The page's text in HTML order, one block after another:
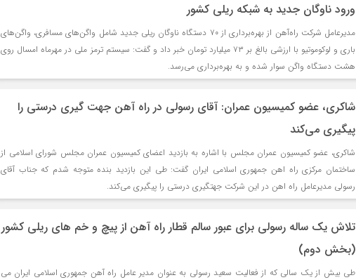
ورود ناوگان جدید به شبکه ریلی کشور
مدیرعامل شرکت راه‌آهن از بهره‌برداری از ۷۰ دستگاه ناوگان ریلی جدید شامل واگن‌های مسافری، واگن‌های
باری و لوکوموتیو با ارزشی بالغ بر ۷۳ میلیارد تومان خبر داد و گفت: سیستم ترمز ملی در مهرماه امسال روی
هشت دستگاه واگن سوار شده و به بهره‌برداری می‌رسد.
شاکری، عضو کمیسیون عمران: آقای رسولی در راه آهن جهت گیری درستی را
پیگیری می‌کند
شاکری، عضو کمیسیون عمران مجلس با اشاره به بازدید اعضای کمیسیون عمران مجلس شورای اسلامی از
ساختمان مرکزی راه اهن جمهوری اسلامی ایران گفت: طی این بازدید بنده متوجه شدم که جناب آقای
رسولی مدیرعامل راه اهن در این شرکت جهتگیری درستی را پیگیری می‌کند.
تلاش یک ساله رسولی برای عبور سالم قطار راه آهن از پیچ و خم های ریلی کشور
(بخش دوم)
طی بیش از یک سالی که از فعالیت سعید رسولی به عنوان مدیر عامل راه آهن جمهوری اسلامی ایران می